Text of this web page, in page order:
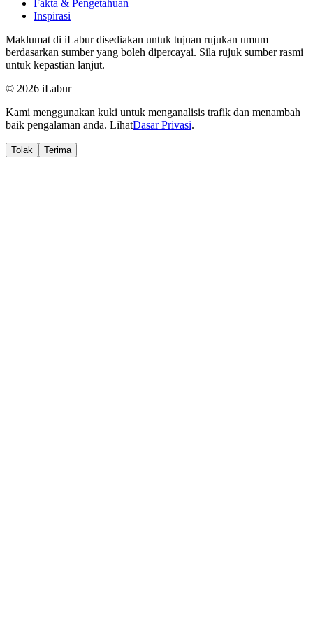
Fakta & Pengetahuan
Inspirasi
Maklumat di iLabur disediakan untuk tujuan rujukan umum
berdasarkan sumber yang boleh dipercayai. Sila rujuk sumber rasmi
untuk kepastian lanjut.
© 2026 iLabur
Kami menggunakan kuki untuk menganalisis trafik dan menambah
baik pengalaman anda. LihatDasar Privasi.
Tolak Terima